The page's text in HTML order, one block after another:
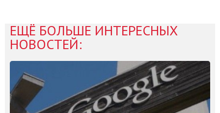
ЕЩЁ БОЛЬШЕ ИНТЕРЕСНЫХ
НОВОСТЕЙ: